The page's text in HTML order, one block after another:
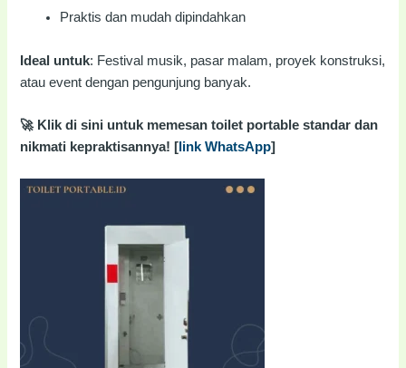
Praktis dan mudah dipindahkan
Ideal untuk: Festival musik, pasar malam, proyek konstruksi,
atau event dengan pengunjung banyak.
🚀 Klik di sini untuk memesan toilet portable standar dan
nikmati kepraktisannya! [ link WhatsApp]